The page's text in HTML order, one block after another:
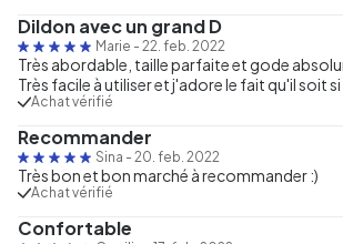
Dildon avec un grand D
Marie - 22. feb. 2022
Très abordable, taille parfaite et gode
Très facile à utiliser et j'adore le fait qu'il soit
Achat vérifié
Recommander
Sina - 20. feb. 2022
Très bon et bon marché à recommander :)
Achat vérifié
Confortable